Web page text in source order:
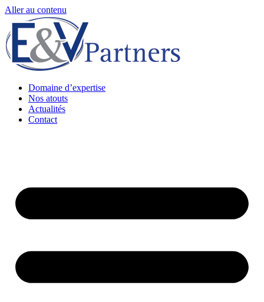
Aller au contenu
Domaine d’expertise
Nos atouts
Actualités
Contact